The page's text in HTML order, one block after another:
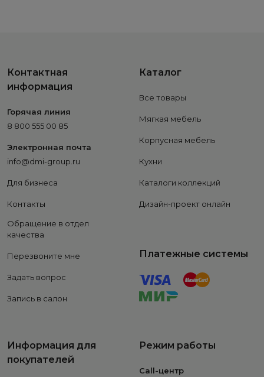
Контактная
информация
Горячая линия
8 800 555 00 85
Электронная почта
info@dmi-group.ru
Для бизнеса
Контакты
Обращение в отдел
качества
Перезвоните мне
Задать вопрос
Запись в салон
Каталог
Все товары
Мягкая мебель
Корпусная мебель
Кухни
Каталоги коллекций
Дизайн-проект онлайн
Платежные системы
Информация для
покупателей
Режим работы
Call-центр